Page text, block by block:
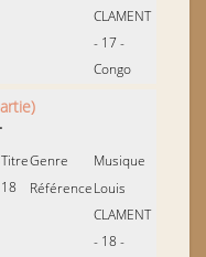
CLAMENT
- 17 -
Congo
Titre
18
Genre
Musique
RéférenceLouis
CLAMENT
- 18 -